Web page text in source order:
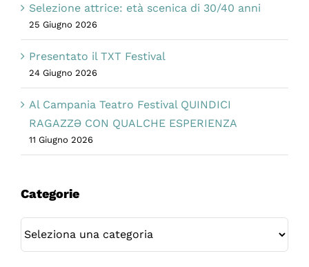
Selezione attrice: età scenica di 30/40 anni
25 Giugno 2026
Presentato il TXT Festival
24 Giugno 2026
Al Campania Teatro Festival QUINDICI
RAGAZZƏ CON QUALCHE ESPERIENZA
11 Giugno 2026
Categorie